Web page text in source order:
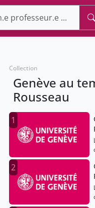
Collection
Genève au
Rousseau
1
2